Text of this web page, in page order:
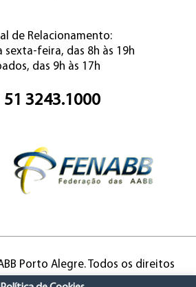
de Relacionamento:
sexta-feira, das 8h às 19h
das 9h às 17h
51 3243.1000
Porto Alegre. Todos os direitos